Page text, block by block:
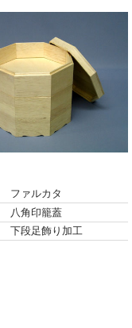
ファルカタ
八角印籠蓋
下段足飾り加工